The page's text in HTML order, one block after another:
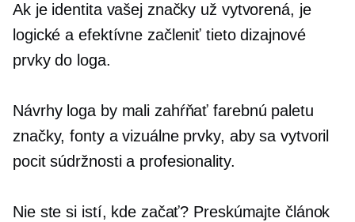
Ak je identita vašej značky už vytvorená, je
logické a efektívne začleniť tieto dizajnové
prvky do loga.
Návrhy loga by mali zahŕňať farebnú paletu
značky, fonty a vizuálne prvky, aby sa vytvoril
pocit súdržnosti a profesionality.
Nie ste si istí, kde začať? Preskúmajte článok